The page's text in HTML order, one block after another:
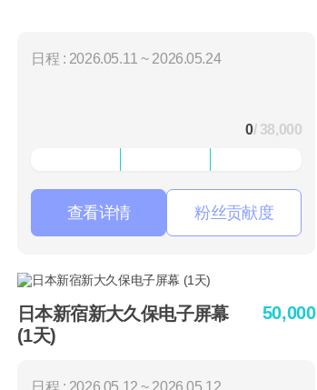
日程 : 2026.05.11 ~ 2026.05.24
0/ 38,000
查看详情 粉丝贡献度
日本新宿新大久保电子屏幕
(1天)
50,000
日程 : 2026.05.12 ~ 2026.05.12